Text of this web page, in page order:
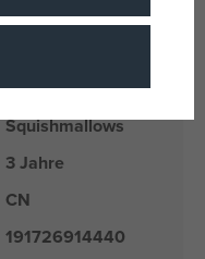
Jungen
Plüsch
Squishmallows
3 Jahre
CN
191726914440